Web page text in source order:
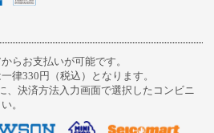
らお支払いが可能です。
律330円（税込）となります。
、決済方法入力画面で選択したコンビニ
。